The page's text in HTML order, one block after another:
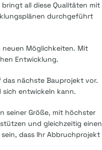
all diese Qualitäten mit
durchgeführt
neuen Möglichkeiten. Mit
Entwicklung.
nächste Bauprojekt vor.
sich entwickeln kann.
seiner Größe, mit höchster
und gleichzeitig einen
dass Ihr Abbruchprojekt